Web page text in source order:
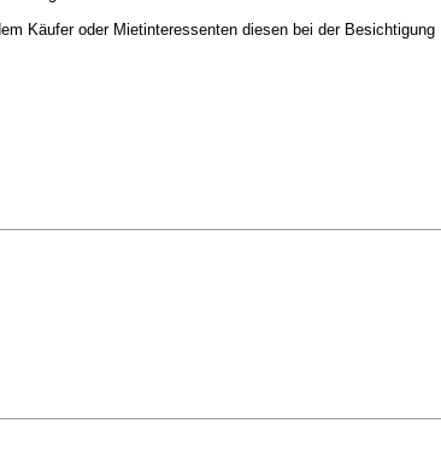
Käufer oder Mietinteressenten diesen bei der Besichtigung